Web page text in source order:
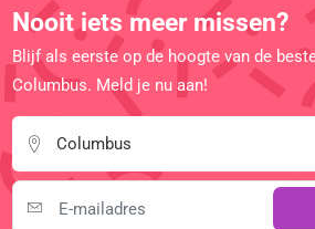
Nooit iets meer missen?
Blijf als eerste op de hoogte van de
Columbus. Meld je nu aan!
Columbus